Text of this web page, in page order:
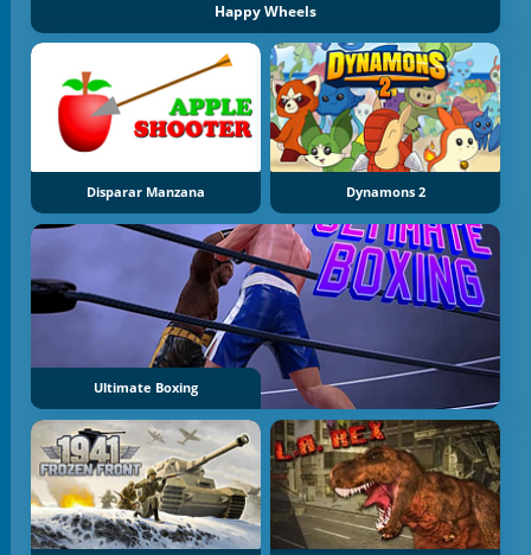
Happy Wheels
Disparar Manzana Dynamons 2
Ultimate Boxing